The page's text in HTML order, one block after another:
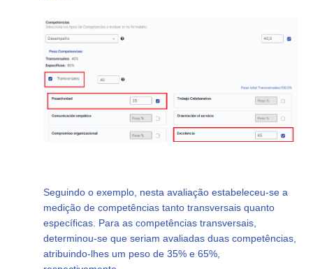
Seguindo o exemplo, nesta avaliação estabeleceu-se a
medição de competências tanto transversais quanto
específicas. Para as competências transversais,
determinou-se que seriam avaliadas duas competências,
atribuindo-lhes um peso de 35% e 65%,